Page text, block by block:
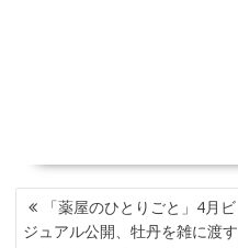
投
稿
「薬屋のひとりごと」4月ビ
ジュアル公開、牡丹を雑に渡す